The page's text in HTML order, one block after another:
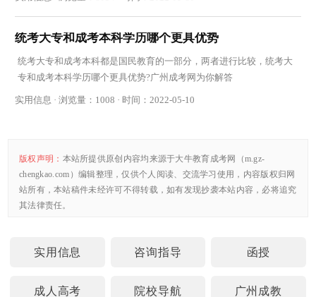
统考大专和成考本科学历哪个更具优势
统考大专和成考本科都是国民教育的一部分，两者进行比较，统考大
专和成考本科学历哪个更具优势?广州成考网为你解答
实用信息 · 浏览量：1008 · 时间：2022-05-10
版权声明： 本站所提供原创内容均来源于大牛教育成考网（m.gz-
chengkao.com）编辑整理，仅供个人阅读、交流学习使用，内容版权归网
站所有，本站稿件未经许可不得转载，如有发现抄袭本站内容，必将追究
其法律责任。
实用信息 咨询指导 函授
成人高考 院校导航 广州成教